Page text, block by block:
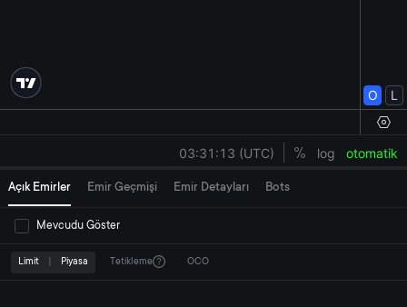
Açık Emirler Emir Geçmişi Emir Detayları Bots
Mevcudu Göster
Limit Piyasa Tetikleme OCO